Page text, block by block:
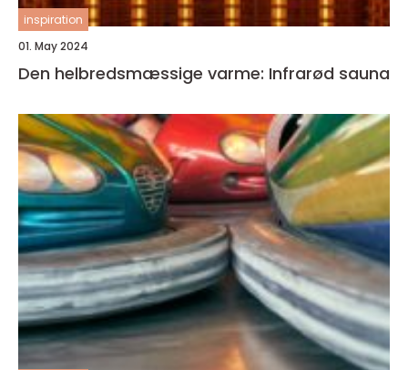
inspiration
01. May 2024
Den helbredsmæssige varme: Infrarød sauna